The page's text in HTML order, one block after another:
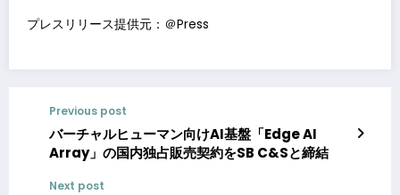
プレスリリース提供元：＠Press
Previous post
バーチャルヒューマン向けAI基盤「Edge AI
Array」の国内独占販売契約をSB C&Sと締結
Next post